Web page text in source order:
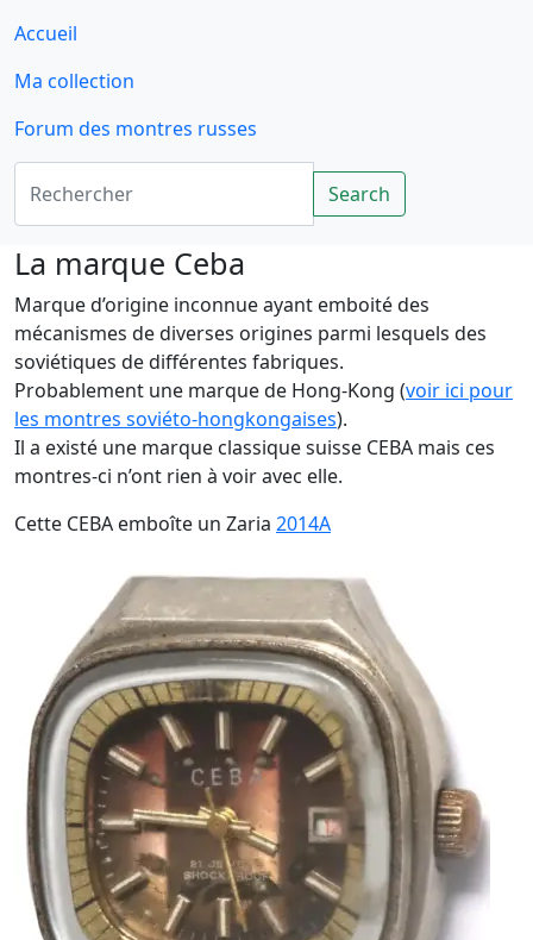
Accueil
Ma collection
Forum des montres russes
Rechercher
Search
La marque Ceba
Marque d’origine inconnue ayant emboité des
mécanismes de diverses origines parmi lesquels des
soviétiques de différentes fabriques.
Probablement une marque de Hong-Kong (voir ici pour
les montres soviéto-hongkongaises).
Il a existé une marque classique suisse CEBA mais ces
montres-ci n’ont rien à voir avec elle.
Cette CEBA emboîte un Zaria 2014A